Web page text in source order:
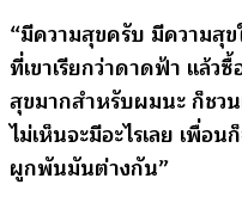
“มีความสุขครับ มีความสุ
ที่เขาเรียกว่าดาดฟ้า แล้ว
สุขมากสำหรับผมนะ ก็ชวน
ไม่เห็นจะมีอะไรเลย เพื่อ
ผูกพันมันต่างกัน”